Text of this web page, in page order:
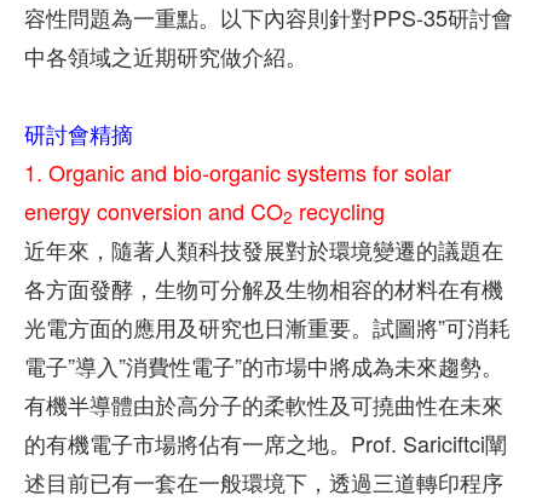
容性問題為一重點。以下內容則針對PPS-35研討會
中各領域之近期研究做介紹。
研討會精摘
1. Organic and bio-organic systems for solar
energy conversion and CO2 recycling
近年來，隨著人類科技發展對於環境變遷的議題在
各方面發酵，生物可分解及生物相容的材料在有機
光電方面的應用及研究也日漸重要。試圖將”可消耗
電子”導入”消費性電子”的市場中將成為未來趨勢。
有機半導體由於高分子的柔軟性及可撓曲性在未來
的有機電子市場將佔有一席之地。Prof. Sariciftci闡
述目前已有一套在一般環境下，透過三道轉印程序